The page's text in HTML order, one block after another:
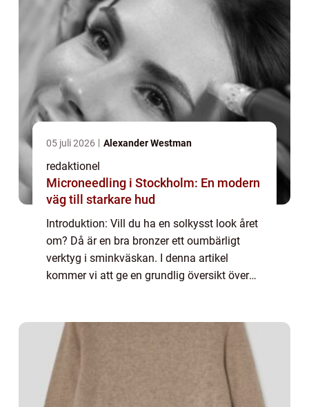
05 juli 2026 Alexander Westman
redaktionel
Microneedling i Stockholm: En modern
väg till starkare hud
Introduktion: Vill du ha en solkysst look året
om? Då är en bra bronzer ett oumbärligt
verktyg i sminkväskan. I denna artikel
kommer vi att ge en grundlig översikt över